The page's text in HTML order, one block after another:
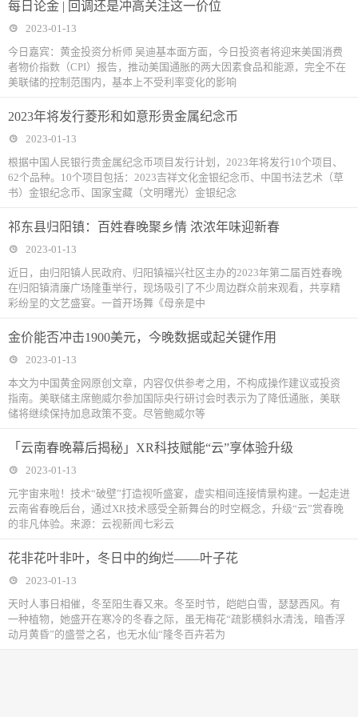
每日论金 | 回调还是冲高关注这一价位
2023-01-13
今日嘉宾：黄金投资分析师 吴迪基本面方面，今日投资者将迎来美国消费
者物价指数（CPI）报告，推动美国通胀的两大因素食品和能源，完全不在
美联储的控制范围内，基本上不受利率变化的影响
2023年将发行菱形和如意形贵金属纪念币
2023-01-13
根据中国人民银行贵金属纪念币项目发行计划，2023年将发行10个项目、
62个品种。10个项目包括：2023吉祥文化金银纪念币、中国书法艺术（草
书）金银纪念币、国家宝藏（文明曙光）金银纪念
祁东县归阳镇：百姓春晚聚乡情 浓浓年味迎新春
2023-01-13
近日，由归阳镇人民政府、归阳镇福兴社区主办的2023年第二届百姓春晚
在归阳镇清廉广场隆重举行，现场吸引了不少周边群众前来观看，共享精
彩纷呈的文艺盛宴。一首开场舞《母亲是中
金价能否冲击1900美元，今晚数据或起关键作用
2023-01-13
本文为中国黄金网原创文章，内容仅供参考之用，不构成操作建议或投资
指南。美联储主席鲍威尔参加国际央行研讨会时表示为了降低通胀，美联
储将继续保持加息政策不变。尽管鲍威尔等
「云南春晚幕后揭秘」XR科技赋能“云”享体验升级
2023-01-13
元宇宙来啦！技术“破壁”打造视听盛宴，虚实相间连接情景构建。一起走进
云南省春晚后台，通过XR技术感受全新舞台的时空概念，升级“云”赏春晚
的非凡体验。来源：云视新闻七彩云
花非花叶非叶，冬日中的绚烂——叶子花
2023-01-13
天时人事日相催，冬至阳生春又来。冬至时节，皑皑白雪，瑟瑟西风。有
一种植物，她盛开在寒冷的冬春之际，虽无梅花“疏影横斜水清浅，暗香浮
动月黄昏”的盛誉之名，也无水仙“隆冬百卉若为